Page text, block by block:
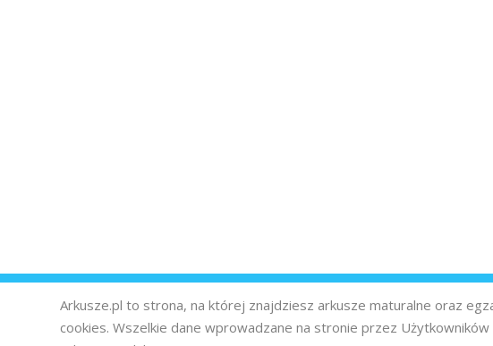
Arkusze.pl to strona, na której znajdziesz arkusze maturalne oraz
cookies. Wszelkie dane wprowadzane na stronie przez